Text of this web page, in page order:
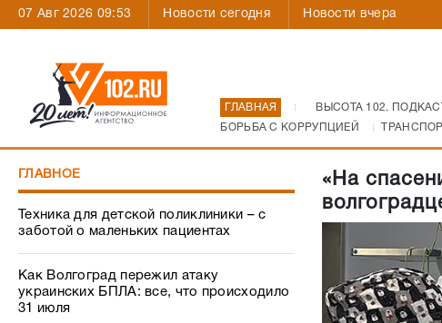
07 Авг 2026 09:53 Новости сегодня Новости вчера
ГЛАВНАЯ ВЫСОТА 102. ПОДКАСТ
БОРЬБА С КОРРУПЦИЕЙ
ГЛАВНОЕ
Техника для детской поликлиники – с
заботой о маленьких пациентах
Как Волгоград пережил атаку
украинских БПЛА: все, что происходило
31 июля
«На